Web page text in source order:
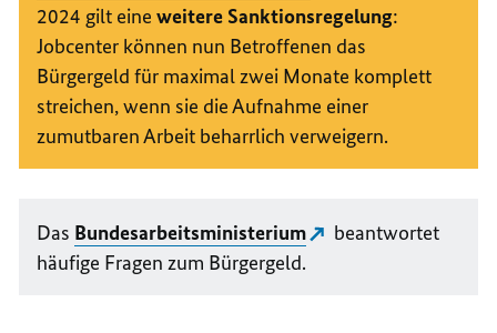
2024 gilt eineweitere Sanktionsregelung:
Jobcenter können nun Betroffenen das
Bürgergeld für maximal zwei Monate komplett
streichen, wenn sie die Aufnahme einer
zumutbaren Arbeit beharrlich verweigern.
Das Bundesarbeitsministerium
beantwortet
häufige Fragen zum Bürgergeld.